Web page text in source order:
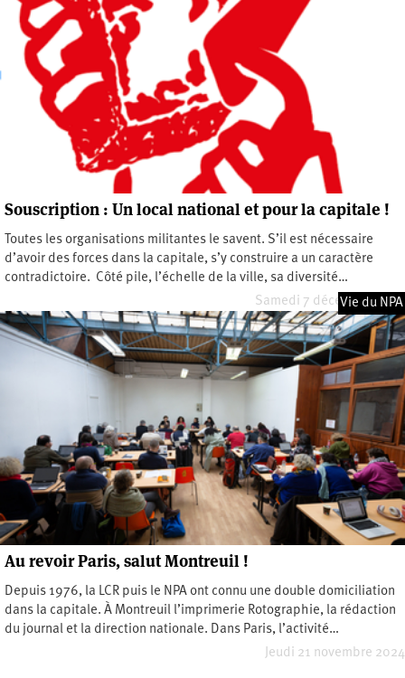
Souscription : Un local national et pour la capitale !
Toutes les organisations militantes le savent. S’il est nécessaire
d’avoir des forces dans la capitale, s’y construire a un caractère
contradictoire. Côté pile, l’échelle de la ville, sa diversité…
Samedi 7 décembre 2024
Vie du NPA
Au revoir Paris, salut Montreuil !
Depuis 1976, la LCR puis le NPA ont connu une double domiciliation
dans la capitale. À Montreuil l’imprimerie Rotographie, la rédaction
du journal et la direction nationale. Dans Paris, l’activité…
Jeudi 21 novembre 2024